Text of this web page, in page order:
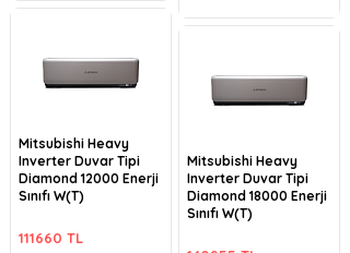
Mitsubishi Heavy
Inverter Duvar Tipi
Diamond 12000 Enerji
Sınıfı W(T)
111660 TL
Mitsubishi Heavy
Inverter Duvar Tipi
Diamond 18000 Enerji
Sınıfı W(T)